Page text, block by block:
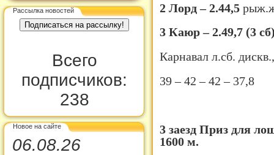
Рассылка новостей
Всего
подписчиков:
238
Новое на сайте
06.08.26
2 Лорд – 2.44,5
3 Каюр – 2.49,7 (3
Карнавал л.сб.
39 – 42 – 42 – 37,8
3 заезд Приз для
1600 м.